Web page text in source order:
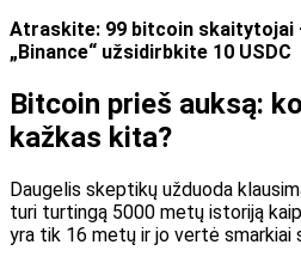
Atraskite: 99 bitcoin skaitytojai
„Binance“ užsidirbkite 10 USDC
Bitcoin prieš auksą:
kažkas kita?
Daugelis skeptikų užduoda
turi turtingą 5000 metų istoriją
yra tik 16 metų ir jo vertė smarkiai